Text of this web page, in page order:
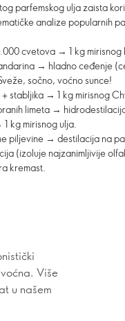
parfemskog ulja zaista
analize popularnih
cvetova → 1 kg
→ hladno ceđenje
sočno, voćno sunce!
stabljika → 1 kg mirisnog
limeta →
kg mirisnog ulja.
piljevine → destilacija na
(izoluje najzanimljivije
kremast.
Više
u našem